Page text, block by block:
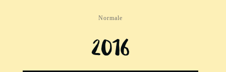
Normale
2016